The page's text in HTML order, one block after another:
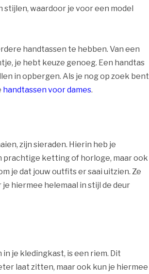
waardoor je voor een model
handtassen te hebben. Van een
je hebt keuze genoeg. Een handtas
in opbergen. Als je nog op zoek bent
handtassen voor dames.
zijn sieraden. Hierin heb je
prachtige ketting of horloge, maar ook
je dat jouw outfits er saai uitzien. Ze
hiermee helemaal in stijl de deur
je kledingkast, is een riem. Dit
laat zitten, maar ook kun je hiermee